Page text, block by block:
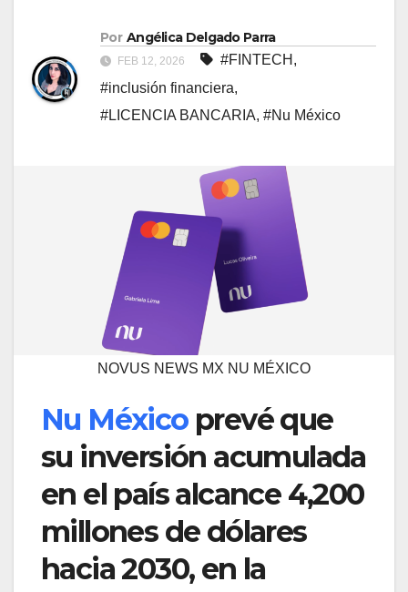
Por Angélica Delgado Parra
FEB 12, 2026 #FINTECH ,
#inclusión financiera,
#LICENCIA BANCARIA, #Nu México
NOVUS NEWS MX NU MÉXICO
Nu Méxicoprevé que
su inversión acumulada
en el país alcance 4,200
millones de dólares
hacia 2030, en la